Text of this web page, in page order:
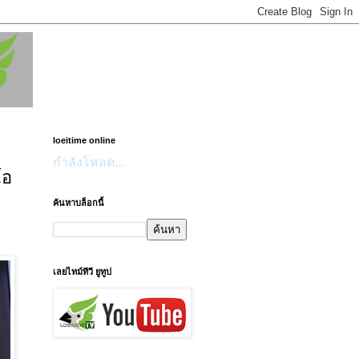
loeitime online
กำลังโหลด...
ค้นหาบล็อกนี้
เลยไทม์ทีวี ยูทูป